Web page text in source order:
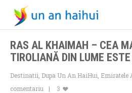
RAS AL KHAIMAH – CEA
TIROLIANĂ DIN LUME
Destinatii Dupa Un An HaiHui Emiratele
comentariu
3